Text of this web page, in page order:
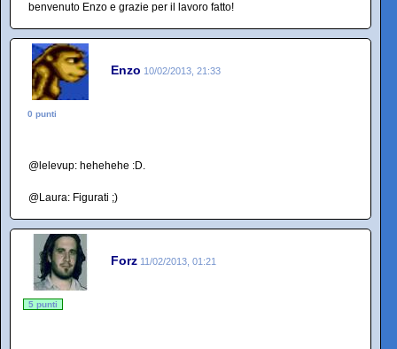
benvenuto Enzo e grazie per il lavoro fatto!
Enzo 10/02/2013, 21:33
0 punti
@lelevup: hehehehe :D.
@Laura: Figurati ;)
Forz 11/02/2013, 01:21
5 punti